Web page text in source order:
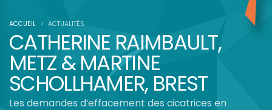
CATHERINE RAIMBAULT,
METZ & MARTINE
SCHOLLHAMER, BREST
Les demandes d’effacement des cicatrices en
ACCUEIL ACTUALITÉS